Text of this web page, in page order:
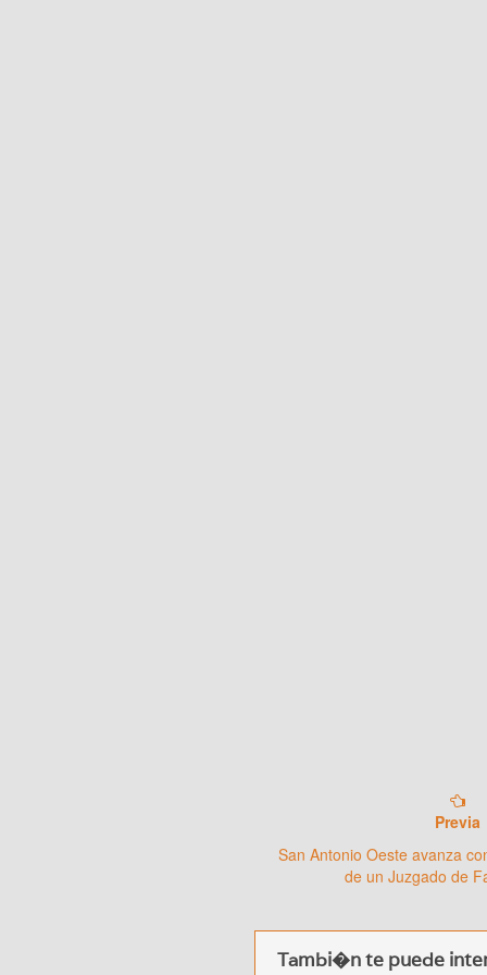
Previa
San Antonio Oeste avanza
de un Juzgado de
Tambi�n te puede